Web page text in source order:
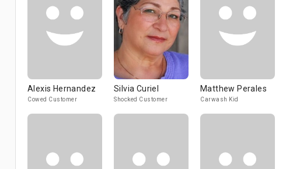
Alexis Hernandez
Cowed Customer
Silvia Curiel
Shocked Customer
Matthew Perales
Carwash Kid